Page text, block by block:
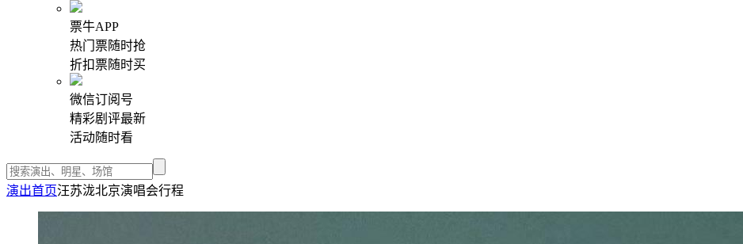
票牛APP
热门票随时抢
折扣票随时买
微信订阅号
精彩剧评最新
活动随时看
演出首页汪苏泷北京演唱会行程